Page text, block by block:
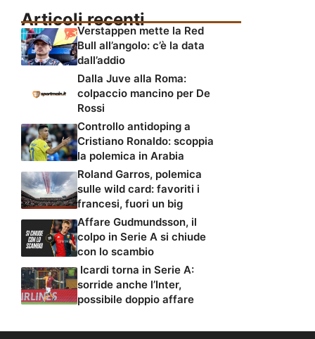
Articoli recenti
Verstappen mette la Red
Bull all’angolo: c’è la data
dall’addio
Dalla Juve alla Roma:
colpaccio mancino per De
Rossi
Controllo antidoping a
Cristiano Ronaldo: scoppia
la polemica in Arabia
Roland Garros, polemica
sulle wild card: favoriti i
francesi, fuori un big
Affare Gudmundsson, il
colpo in Serie A si chiude
con lo scambio
Icardi torna in Serie A:
sorride anche l’Inter,
possibile doppio affare